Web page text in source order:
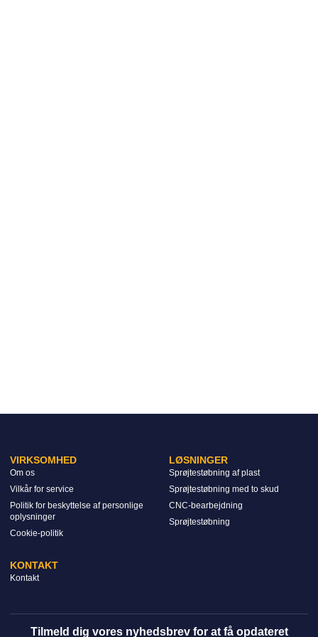
VIRKSOMHED
Om os
Vilkår for service
Politik for beskyttelse af personlige
oplysninger
Cookie-politik
LØSNINGER
Sprøjtestøbning af plast
Sprøjtestøbning med to skud
CNC-bearbejdning
Sprøjtestøbning
KONTAKT
Kontakt
Tilmeld dig vores nyhedsbrev for at få opdateret